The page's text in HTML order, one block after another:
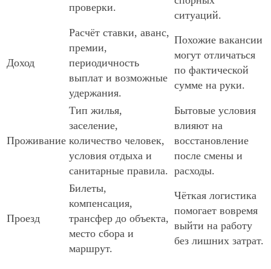
проверки.
ситуаций.
Доход
Расчёт ставки, аванс,
премии,
периодичность
выплат и возможные
удержания.
Похожие вакансии
могут отличаться
по фактической
сумме на руки.
Проживание
Тип жилья,
заселение,
количество человек,
условия отдыха и
санитарные правила.
Бытовые условия
влияют на
восстановление
после смены и
расходы.
Проезд
Билеты,
компенсация,
трансфер до объекта,
место сбора и
маршрут.
Чёткая логистика
помогает вовремя
выйти на работу
без лишних затрат.